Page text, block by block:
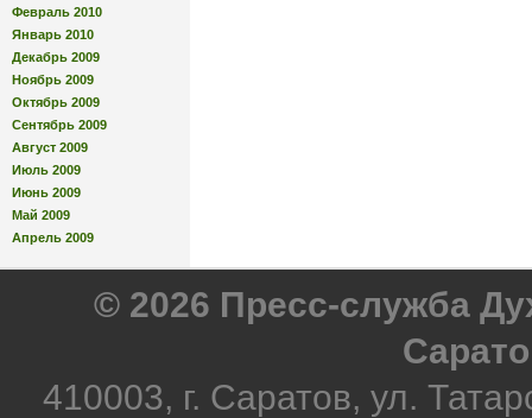
Февраль 2010
Январь 2010
Декабрь 2009
Ноябрь 2009
Октябрь 2009
Сентябрь 2009
Август 2009
Июль 2009
Июнь 2009
Май 2009
Апрель 2009
© 2026 Пресс-служба
410003, г. Саратов, ул.